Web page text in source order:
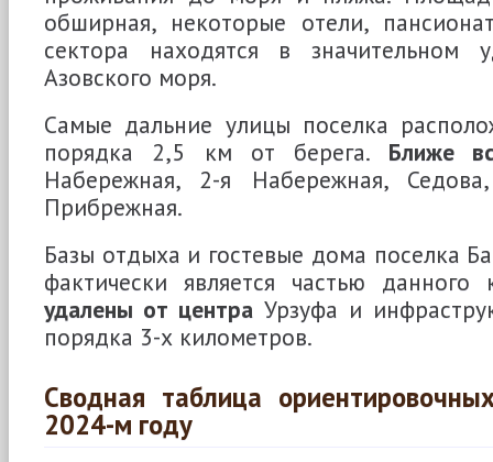
обширная, некоторые отели,
сектора находятся в значительном
Азовского моря.
Самые дальние улицы поселка
порядка 2,5 км от берега. Ближе
Набережная, 2-я Набережная,
Прибрежная.
Базы отдыха и гостевые дома поселка
фактически является частью данного
удалены от центра Урзуфа и
порядка 3-х километров.
Сводная таблица
2024-м году